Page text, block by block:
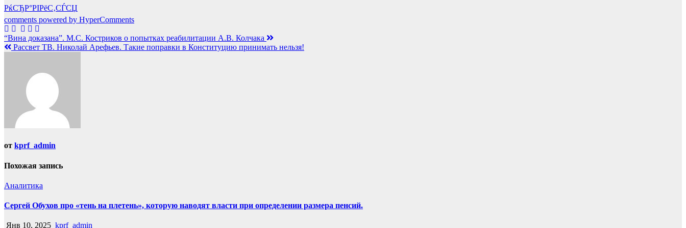
РќСЂР°РІРёС‚СЃСЏ
comments powered by HyperComments
Навигация
по
“Вина доказана”. М.С. Костриков о попытках реабилитации А.В. Колчака
Рассвет ТВ. Николай Арефьев. Такие поправки в Конституцию принимать нельзя!
от kprf_admin
Похожая запись
Аналитика
Сергей Обухов про «тень на плетень», которую наводят власти при определении размера пенсий.
Янв 10, 2025 kprf_admin